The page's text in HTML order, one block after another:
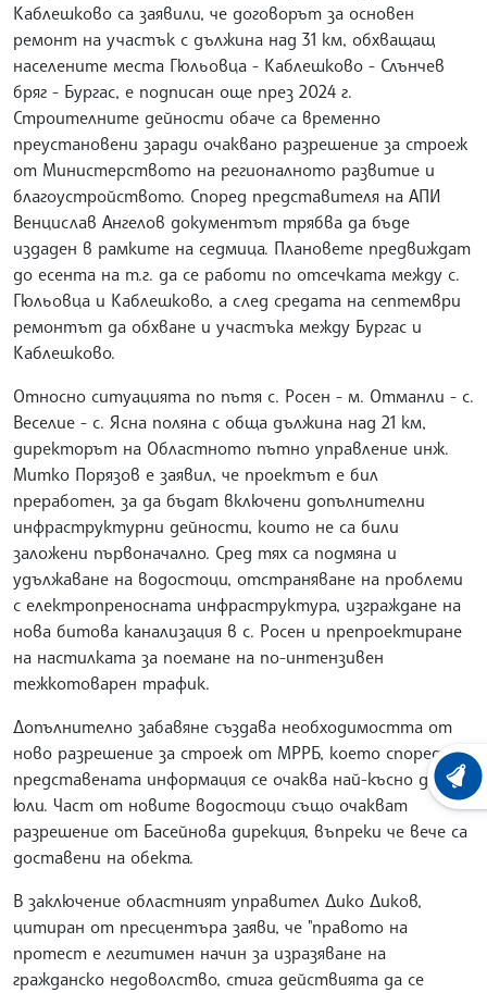
Каблешково са заявили, че договорът за основен
ремонт на участък с дължина над 31 км, обхващащ
населените места Гюльовца - Каблешково - Слънчев
бряг - Бургас, е подписан още през 2024 г.
Строителните дейности обаче са временно
преустановени заради очаквано разрешение за строеж
от Министерството на регионалното развитие и
благоустройството. Според представителя на АПИ
Венцислав Ангелов документът трябва да бъде
издаден в рамките на седмица. Плановете предвиждат
до есента на т.г. да се работи по отсечката между с.
Гюльовца и Каблешково, а след средата на септември
ремонтът да обхване и участъка между Бургас и
Каблешково.
Относно ситуацията по пътя с. Росен - м. Отманли - с.
Веселие - с. Ясна поляна с обща дължина над 21 км,
директорът на Областното пътно управление инж.
Митко Порязов е заявил, че проектът е бил
преработен, за да бъдат включени допълнителни
инфраструктурни дейности, които не са били
заложени първоначално. Сред тях са подмяна и
удължаване на водостоци, отстраняване на проблеми
с електропреносната инфраструктура, изграждане на
нова битова канализация в с. Росен и препроектиране
на настилката за поемане на по-интензивен
тежкотоварен трафик.
Допълнително забавяне създава необходимостта от
ново разрешение за строеж от МРРБ, което според
представената информация се очаква най-късно до 10
юли. Част от новите водостоци също очакват
разрешение от Басейнова дирекция, въпреки че вече са
доставени на обекта.
В заключение областният управител Дико Диков,
цитиран от пресцентъра заяви, че "правото на
протест е легитимен начин за изразяване на
гражданско недоволство, стига действията да се